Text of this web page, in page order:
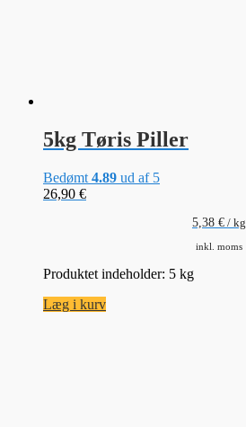
5kg Tøris Piller
Bedømt 4.89 ud af 5
26,90 €
5,38 € / kg
inkl. moms
Produktet indeholder: 5 kg
Læg i kurv